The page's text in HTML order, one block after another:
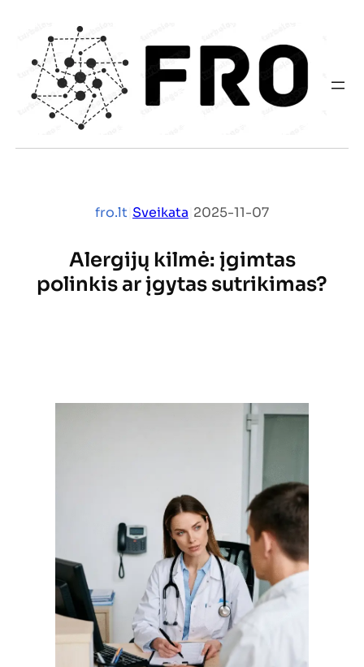
turinio
fro.lt Sveikata 2025-11-07
Alergijų kilmė: įgimtas
polinkis ar įgytas sutrikimas?